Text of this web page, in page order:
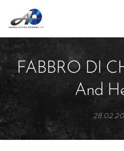
FABBRO DI
And